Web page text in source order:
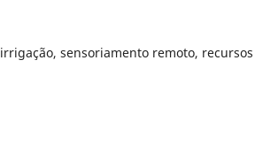
irrigação, sensoriamento remoto, recursos